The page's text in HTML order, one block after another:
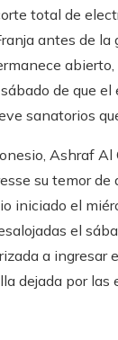
total de
antes de la
de que
sanatorios
Ashraf
su temor
iniciado el
el
a
dejada por